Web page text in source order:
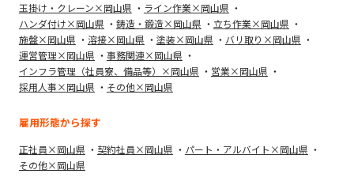
玉掛け・クレーン×岡山県
ライン作業×岡山県
ハンダ付け×岡山県
鋳造・鍛造×岡山県
立ち作業×岡山県
施盤×岡山県
溶接×岡山県 塗装×岡山県
バリ取り×岡山県
運営管理×岡山県
事務関連×岡山県
インフラ管理（社員寮、備品等）×岡山県
営業×岡山県
採用人事×岡山県
その他×岡山県
雇用形態から探す
正社員×岡山県 契約社員×岡山県
パート・アルバイト×岡山県
その他×岡山県